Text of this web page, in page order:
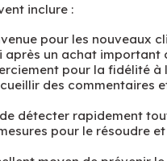
inclure :
pour les nouveaux
après un achat important
pour la fidélité à
des commentaires
détecter rapidement
pour le résoudre